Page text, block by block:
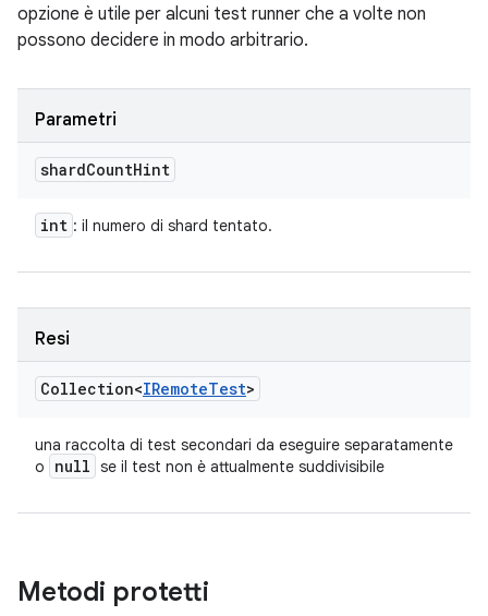
opzione è utile per alcuni test runner che a volte non
possono decidere in modo arbitrario.
Parametri
shardCountHint
int : il numero di shard tentato.
Resi
Collection<IRemoteTest>
una raccolta di test secondari da eseguire separatamente
o
null se il test non è attualmente suddivisibile
Metodi protetti